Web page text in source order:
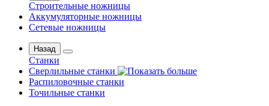
Строительные ножницы
Аккумуляторные ножницы
Сетевые ножницы
Назад
Станки
Сверлильные станки
Распиловочные станки
Точильные станки